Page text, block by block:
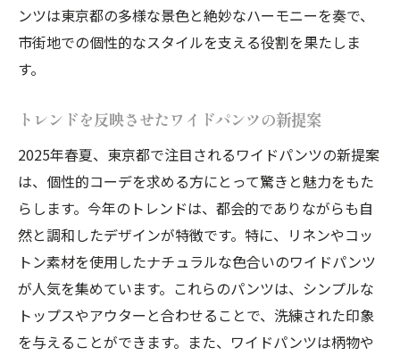
ンツは東京都の多様な景色と絶妙なハーモニーを奏で、
市街地での個性的なスタイルを支える役割を果たしま
す。
トレンドを反映させたワイドパンツの新提案
2025年春夏、東京都で注目されるワイドパンツの新提案
は、個性的コーデを求める方にとって驚きと魅力をもた
らします。今年のトレンドは、都会的でありながらも自
然と調和したデザインが特徴です。特に、リネンやコッ
トン素材を使用したナチュラルな色合いのワイドパンツ
が人気を集めています。これらのパンツは、シンプルな
トップスやアウターと合わせることで、洗練された印象
を与えることができます。また、ワイドパンツは柄物や